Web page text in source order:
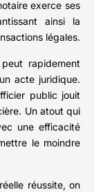
exerce ses
ainsi la
légales.
rapidement
acte juridique.
public jouit
Un atout qui
une efficacité
le moindre
réussite, on